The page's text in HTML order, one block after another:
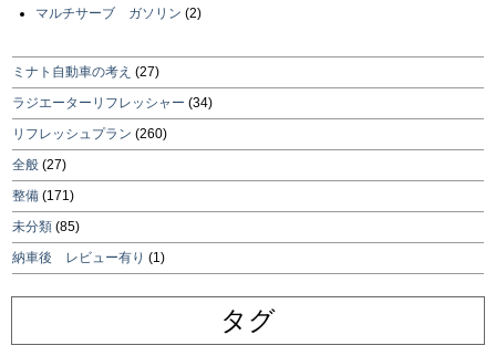
マルチサーブ ガソリン (2)
ミナト自動車の考え (27)
ラジエーターリフレッシャー (34)
リフレッシュプラン (260)
全般 (27)
整備 (171)
未分類 (85)
納車後 レビュー有り (1)
タグ